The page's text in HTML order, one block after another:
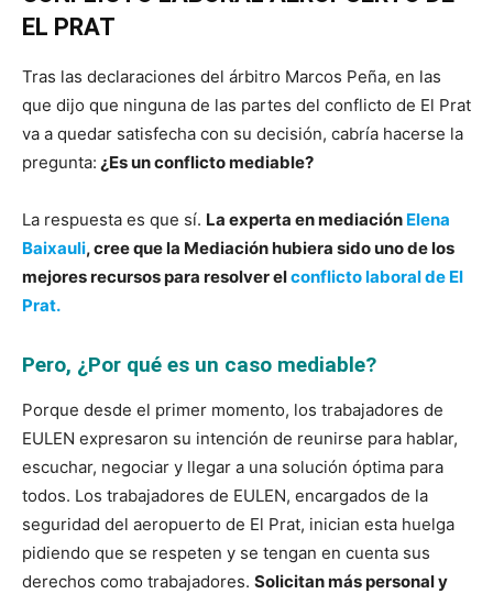
EL PRAT
Tras las declaraciones del árbitro Marcos Peña, en las
que dijo que ninguna de las partes del conflicto de El Prat
va a quedar satisfecha con su decisión, cabría hacerse la
pregunta: ¿Es un conflicto mediable?
La respuesta es que sí. La experta en mediación Elena
Baixauli, cree que la Mediación hubiera sido uno de los
mejores recursos para resolver elconflicto laboral de El
Prat.
Pero, ¿Por qué es un caso mediable?
Porque desde el primer momento, los trabajadores de
EULEN expresaron su intención de reunirse para hablar,
escuchar, negociar y llegar a una solución óptima para
todos. Los trabajadores de EULEN, encargados de la
seguridad del aeropuerto de El Prat, inician esta huelga
pidiendo que se respeten y se tengan en cuenta sus
derechos como trabajadores. Solicitan más personal y